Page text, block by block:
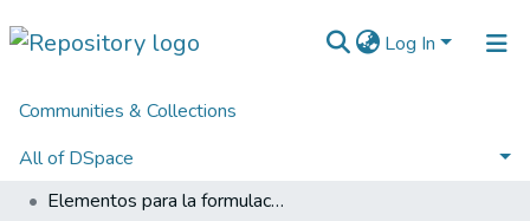
Log In
Communities & Collections
All of DSpace
Statistics
Home
Elementos para la formulación de proyectos de investigación científica y tecnológica